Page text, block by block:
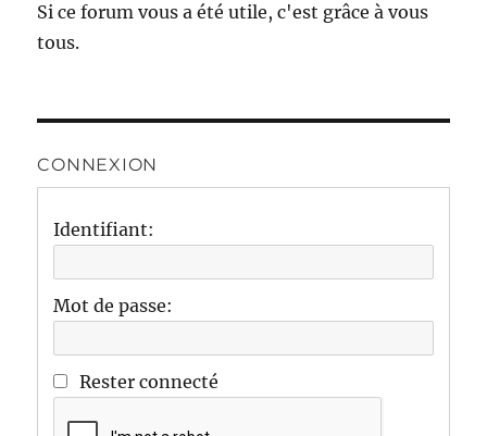
Si ce forum vous a été utile, c'est grâce à vous
tous.
CONNEXION
Identifiant:
Mot de passe:
Rester connecté